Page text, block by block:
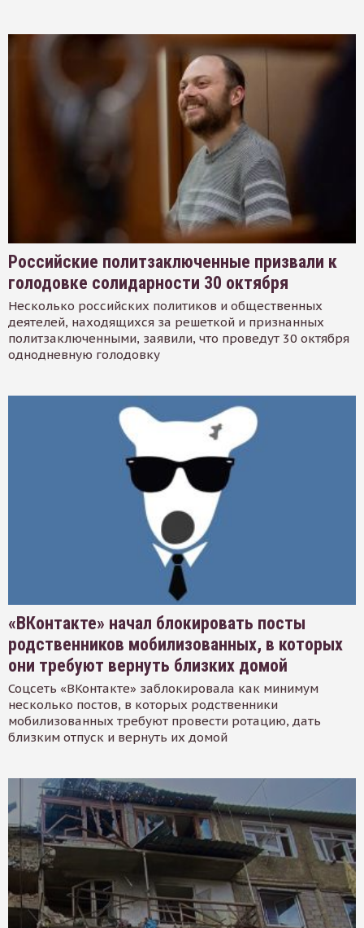
Российские политзаключенные призвали к
голодовке солидарности 30 октября
Несколько российских политиков и общественных
деятелей, находящихся за решеткой и признанных
политзаключенными, заявили, что проведут 30 октября
однодневную голодовку
«ВКонтакте» начал блокировать посты
родственников мобилизованных, в которых
они требуют вернуть близких домой
Соцсеть «ВКонтакте» заблокировала как минимум
несколько постов, в которых родственники
мобилизованных требуют провести ротацию, дать
близким отпуск и вернуть их домой